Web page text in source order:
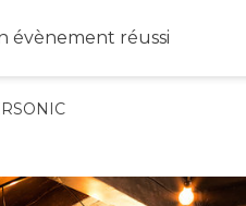
évènement réussi